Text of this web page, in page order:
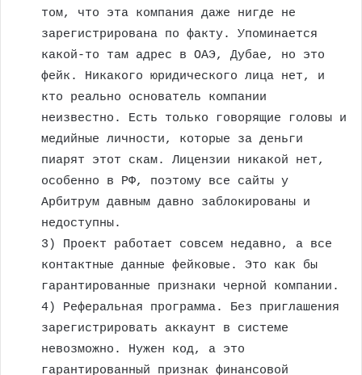
том, что эта компания даже нигде не
зарегистрирована по факту. Упоминается
какой-то там адрес в ОАЭ, Дубае, но это
фейк. Никакого юридического лица нет, и
кто реально основатель компании
неизвестно. Есть только говорящие головы и
медийные личности, которые за деньги
пиарят этот скам. Лицензии никакой нет,
особенно в РФ, поэтому все сайты у
Арбитрум давным давно заблокированы и
недоступны.
3) Проект работает совсем недавно, а все
контактные данные фейковые. Это как бы
гарантированные признаки черной компании.
4) Реферальная программа. Без приглашения
зарегистрировать аккаунт в системе
невозможно. Нужен код, а это
гарантированный признак финансовой